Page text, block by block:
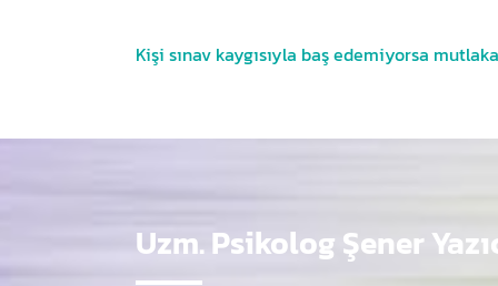
Kişi sınav kaygısıyla baş edemiyorsa
Uzm. Psikolog Şener